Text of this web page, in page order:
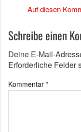
Auf diesen
Schreibe einen
Deine E-Mail-
Erforderliche Felder
Kommentar *